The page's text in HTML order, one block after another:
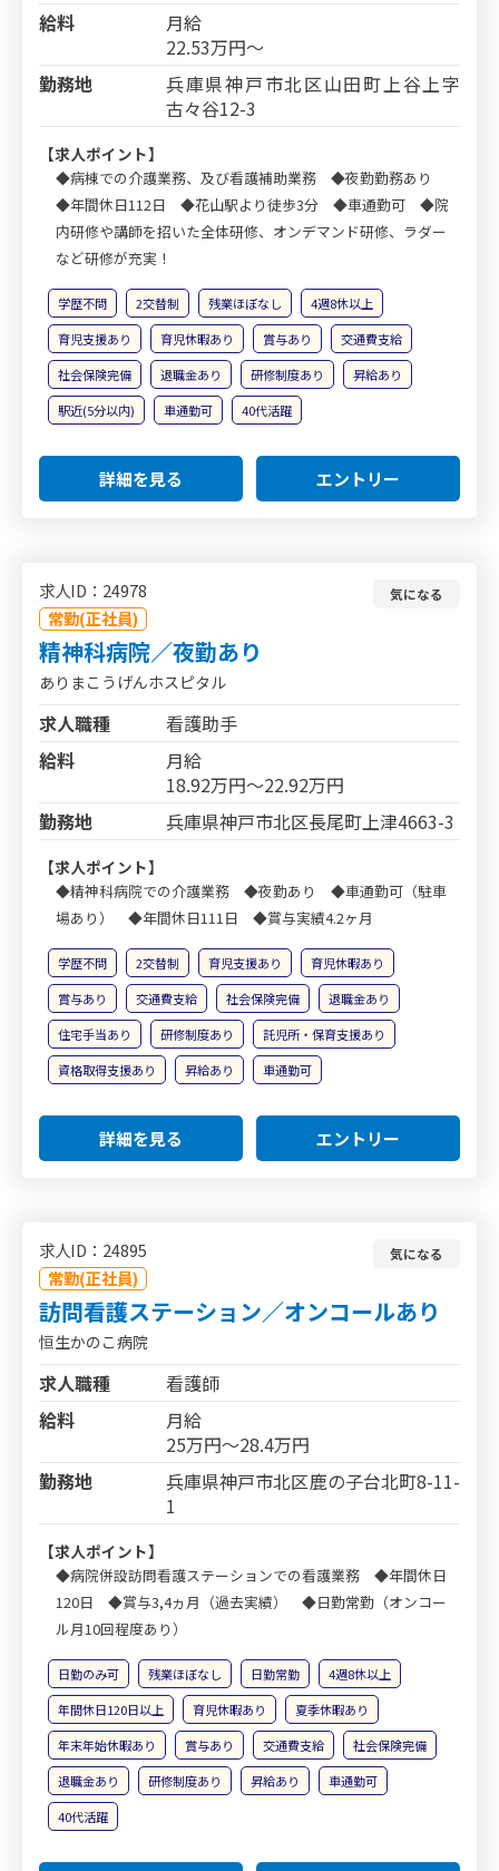
給料
月給
22.53万円～
勤務地
兵庫県神戸市北区山田町上谷上字
古々谷12-3
【求人ポイント】
◆病棟での介護業務、及び看護補助業務 ◆夜勤勤務あり
◆年間休日112日 ◆花山駅より徒歩3分 ◆車通勤可 ◆院
内研修や講師を招いた全体研修、オンデマンド研修、ラダー
など研修が充実！
学歴不問 2交替制 残業ほぼなし
4週8休以上
育児支援あり
育児休暇あり 賞与あり
交通費支給
社会保険完備
退職金あり 研修制度あり
昇給あり
駅近(5分以内)
車通勤可 40代活躍
詳細を見る エントリー
求人ID：24978
常勤(正社員)
気になる
精神科病院／夜勤あり
ありまこうげんホスピタル
求人職種
看護助手
給料
月給
18.92万円～22.92万円
勤務地
兵庫県神戸市北区長尾町上津4663-3
【求人ポイント】
◆精神科病院での介護業務 ◆夜勤あり ◆車通勤可（駐車
場あり） ◆年間休日111日 ◆賞与実績4.2ヶ月
学歴不問 2交替制 育児支援あり
育児休暇あり
賞与あり
交通費支給 社会保険完備
退職金あり
住宅手当あり
研修制度あり
託児所・保育支援あり
資格取得支援あり
昇給あり 車通勤可
詳細を見る エントリー
求人ID：24895
常勤(正社員)
気になる
訪問看護ステーション／オンコールあり
恒生かのこ病院
求人職種
看護師
給料
月給
25万円～28.4万円
勤務地
兵庫県神戸市北区鹿の子台北町8-11-
1
【求人ポイント】
◆病院併設訪問看護ステーションでの看護業務 ◆年間休日
120日 ◆賞与3,4ヵ月（過去実績） ◆日勤常勤（オンコー
ル月10回程度あり）
日勤のみ可 残業ほぼなし 日勤常勤
4週8休以上
年間休日120日以上
育児休暇あり
夏季休暇あり
年末年始休暇あり
賞与あり 交通費支給
社会保険完備
退職金あり
研修制度あり 昇給あり
車通勤可
40代活躍